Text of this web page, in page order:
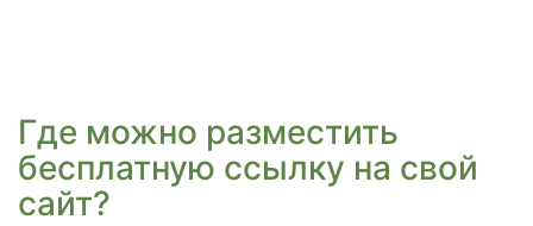
Где можно разместить
бесплатную ссылку на свой
сайт?